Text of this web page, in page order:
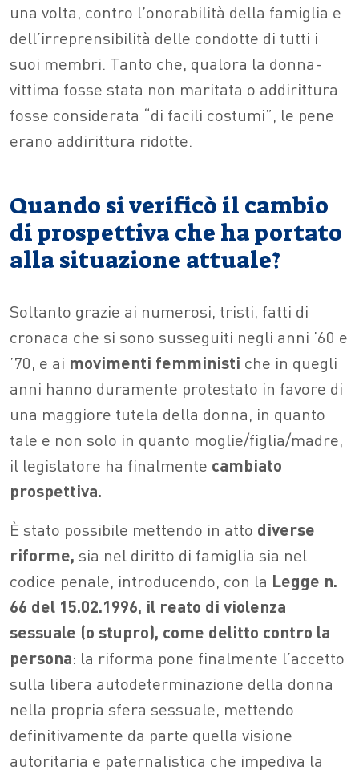
una volta, contro l’onorabilità della famiglia e
dell’irreprensibilità delle condotte di tutti i
suoi membri. Tanto che, qualora la donna-
vittima fosse stata non maritata o addirittura
fosse considerata “di facili costumi”, le pene
erano addirittura ridotte.
Quando si verificò il cambio
di prospettiva che ha portato
alla situazione attuale?
Soltanto grazie ai numerosi, tristi, fatti di
cronaca che si sono susseguiti negli anni ’60 e
’70, e ai movimenti femministi che in quegli
anni hanno duramente protestato in favore di
una maggiore tutela della donna, in quanto
tale e non solo in quanto moglie/figlia/madre,
il legislatore ha finalmente cambiato
prospettiva.
È stato possibile mettendo in atto diverse
riforme, sia nel diritto di famiglia sia nel
codice penale, introducendo, con la Legge n.
66 del 15.02.1996, il reato di violenza
sessuale (o stupro), come delitto contro la
persona: la riforma pone finalmente l’accetto
sulla libera autodeterminazione della donna
nella propria sfera sessuale, mettendo
definitivamente da parte quella visione
autoritaria e paternalistica che impediva la